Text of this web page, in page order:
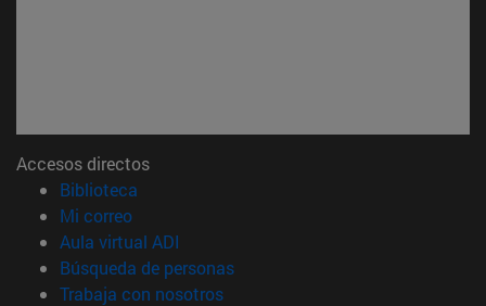
Accesos directos
Biblioteca
Mi correo(abre en nueva ventana)
Aula virtual ADI
Búsqueda de personas(abre en nueva ventana)
Trabaja con nosotros(abre en nueva ventana)